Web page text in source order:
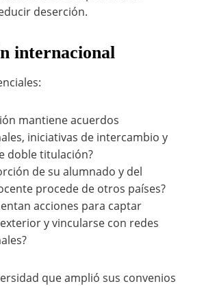
deserción.
internacional
mantiene acuerdos
iniciativas de intercambio y
doble titulación?
de su alumnado y del
procede de otros países?
acciones para captar
y vincularse con redes
que amplió sus convenios